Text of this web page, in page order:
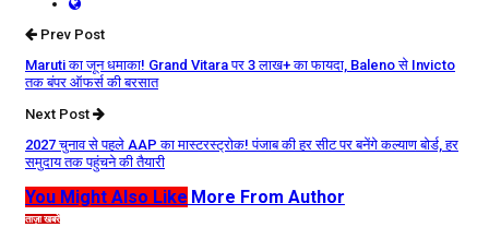
Prev Post
Maruti का जून धमाका! Grand Vitara पर 3 लाख+ का फायदा, Baleno से Invicto
तक बंपर ऑफर्स की बरसात
Next Post
2027 चुनाव से पहले AAP का मास्टरस्ट्रोक! पंजाब की हर सीट पर बनेंगे कल्याण बोर्ड, हर
समुदाय तक पहुंचने की तैयारी
You Might Also Like More From Author
ताज़ा खबरें